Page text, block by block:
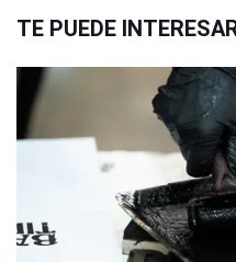
TE PUEDE